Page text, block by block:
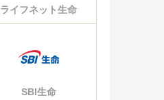
ライフネット生命
SBI生命